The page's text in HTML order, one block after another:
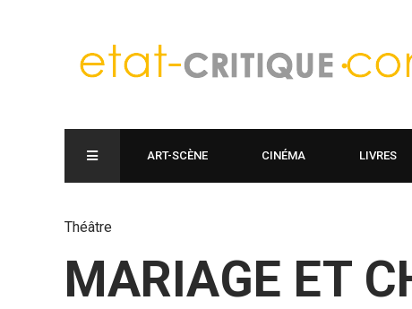
ART-SCÈNE CINÉMA LIVRES
Théâtre
MARIAGE ET